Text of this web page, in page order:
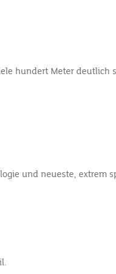
hundert Meter deutlich
und neueste, extrem